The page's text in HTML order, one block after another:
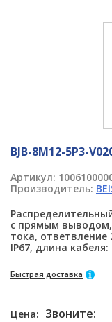
BJB-8M12-5P3-
Артикул:
Производитель:
с прямым выводом,
тока, ответвление
IP67, длина кабеля:
Быстрая доставка
Цена: Звоните: